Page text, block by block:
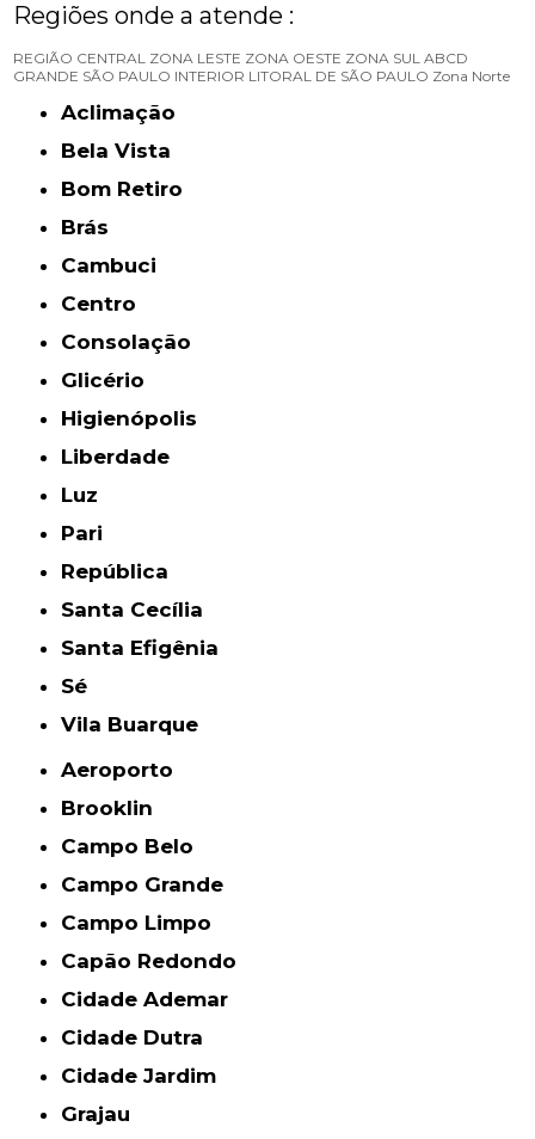
Regiões onde a atende :
REGIÃO CENTRAL ZONA LESTE ZONA OESTE ZONA SUL ABCD
GRANDE SÃO PAULO INTERIOR LITORAL DE SÃO PAULO Zona Norte
Aclimação
Bela Vista
Bom Retiro
Brás
Cambuci
Centro
Consolação
Glicério
Higienópolis
Liberdade
Luz
Pari
República
Santa Cecília
Santa Efigênia
Sé
Vila Buarque
Aeroporto
Brooklin
Campo Belo
Campo Grande
Campo Limpo
Capão Redondo
Cidade Ademar
Cidade Dutra
Cidade Jardim
Grajau